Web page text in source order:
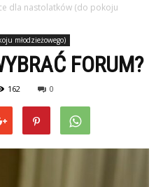
dla nastolatków (do pokoju
młodzieżowego)
FORUM?
162 0